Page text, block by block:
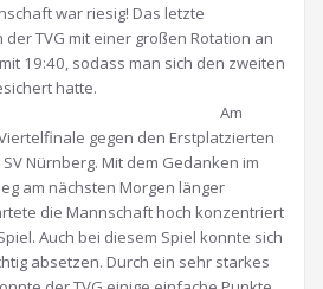
war riesig! Das letzte
TVG mit einer großen Rotation an
19:40, sodass man sich den zweiten
hatte.
Am
gegen den Erstplatzierten
Nürnberg. Mit dem Gedanken im
am nächsten Morgen länger
die Mannschaft hoch konzentriert
Auch bei diesem Spiel konnte sich
absetzen. Durch ein sehr starkes